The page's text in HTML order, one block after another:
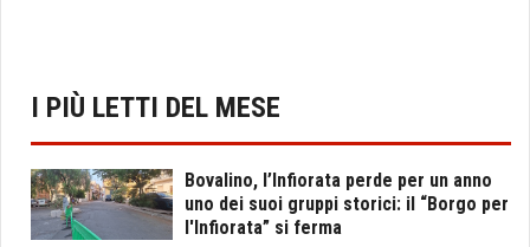
I PIÙ LETTI DEL MESE
Bovalino, l’Infiorata perde per un anno
uno dei suoi gruppi storici: il “Borgo per
l'Infiorata” si ferma